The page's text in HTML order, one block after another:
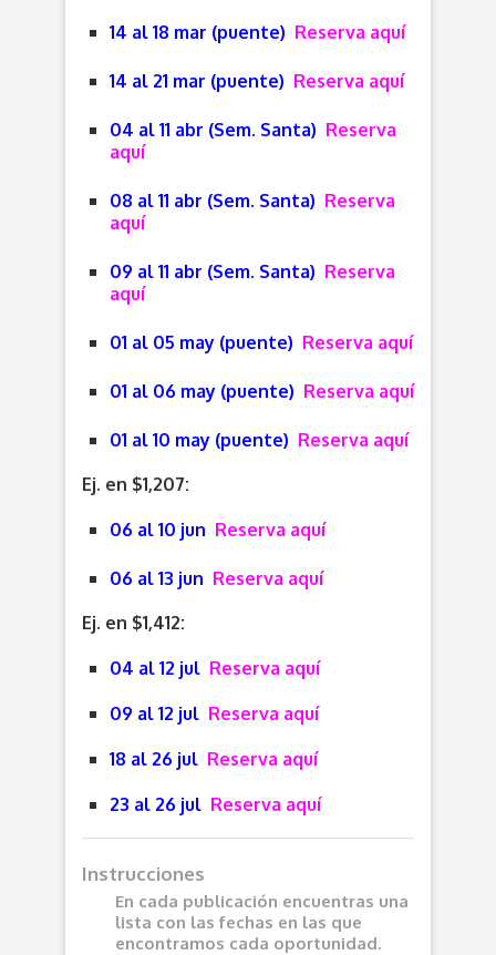
14 al 18 mar (puente) Reserva aquí
14 al 21 mar (puente) Reserva aquí
04 al 11 abr (Sem. Santa) Reserva
aquí
08 al 11 abr (Sem. Santa) Reserva
aquí
09 al 11 abr (Sem. Santa) Reserva
aquí
01 al 05 may (puente) Reserva aquí
01 al 06 may (puente) Reserva aquí
01 al 10 may (puente) Reserva aquí
Ej. en $1,207:
06 al 10 jun Reserva aquí
06 al 13 jun Reserva aquí
Ej. en $1,412:
04 al 12 jul Reserva aquí
09 al 12 jul Reserva aquí
18 al 26 jul Reserva aquí
23 al 26 jul Reserva aquí
Instrucciones
En cada publicación encuentras una
lista con las fechas en las que
encontramos cada oportunidad.